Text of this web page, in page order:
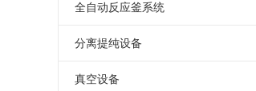
CHEMGLASS 玻璃反应釜系统
CHEMGLASS 平行合成模块
Hel 平行反应与过程研发设备
高精度动态温度控制器Unistat
特殊产品
制冷器
全自动反应釜系统
实验室反应釜系统
反应量热仪
分离提纯设备
Heidolph 旋转蒸发仪
真空设备